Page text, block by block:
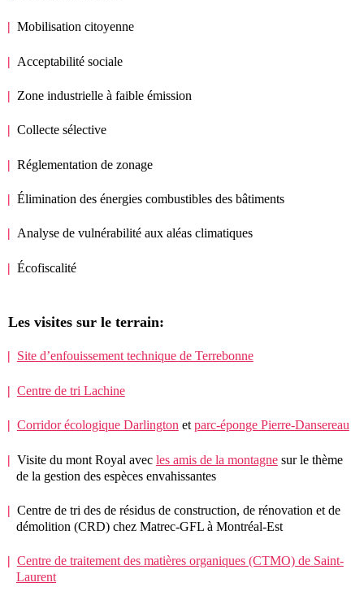
Mobilisation citoyenne
Acceptabilité sociale
Zone industrielle à faible émission
Collecte sélective
Réglementation de zonage
Élimination des énergies combustibles des bâtiments
Analyse de vulnérabilité aux aléas climatiques
Écofiscalité
Les visites sur le terrain:
Site d’enfouissement technique de Terrebonne
Centre de tri Lachine
Corridor écologique Darlington et parc-éponge Pierre-Dansereau
Visite du mont Royal avec les amis de la montagnesur le thème
de la gestion des espèces envahissantes
Centre de tri des de résidus de construction, de rénovation et de
démolition (CRD) chez Matrec-GFL à Montréal-Est
Centre de traitement des matières organiques (CTMO) de Saint-
Laurent